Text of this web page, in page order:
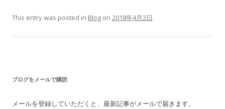
This entry was posted in Blog on 2018年4月2日.
ブログをメールで購読
メールを登録していただくと、最新記事がメールで届きます。